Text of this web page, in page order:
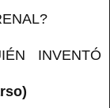
INVENTÓ